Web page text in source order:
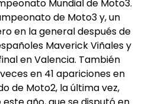
Mundial de Moto3.
de Moto3 y, un
en la general después de
Maverick Viñales y
en Valencia. También
en 41 apariciones en
de Moto2, la última vez,